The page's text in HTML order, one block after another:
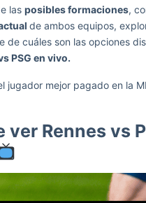
las posibles formaciones,
de ambos equipos,
de cuáles son las opciones
PSG en vivo.
jugador mejor pagado en la
ver Rennes vs